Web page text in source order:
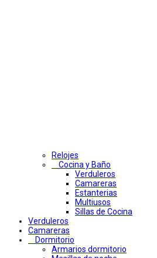
Relojes
Cocina y Baño
Verduleros
Camareras
Estanterias
Multiusos
Sillas de Cocina
Verduleros
Camareras
Dormitorio
Armarios dormitorio